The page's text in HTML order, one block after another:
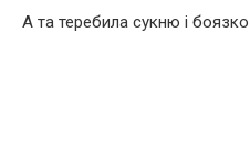
А та теребила сукню і